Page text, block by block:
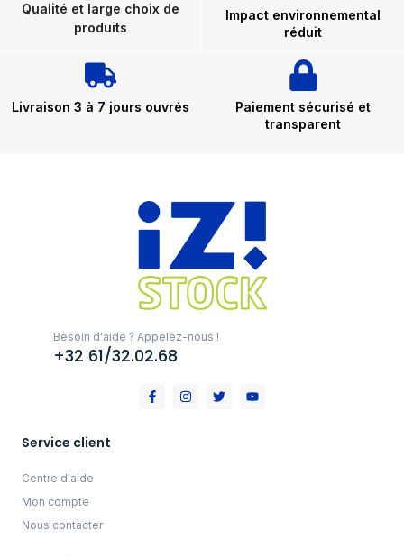
Qualité et large choix de
produits
Impact environnemental
réduit
Livraison 3 à 7 jours ouvrés
Paiement sécurisé et
transparent
Besoin d'aide ? Appelez-nous !
+32 61/32.02.68
Service client
Centre d'aide
Mon compte
Nous contacter